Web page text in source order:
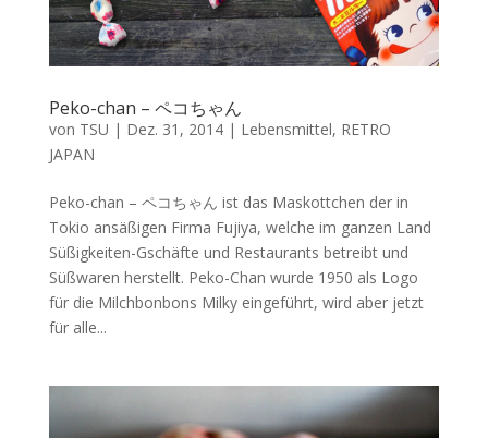
Peko-chan – ペコちゃん
von TSU | Dez. 31, 2014| Lebensmittel, RETRO
JAPAN
Peko-chan – ペコちゃん ist das Maskottchen der in
Tokio ansäßigen Firma Fujiya, welche im ganzen Land
Süßigkeiten-Gschäfte und Restaurants betreibt und
Süßwaren herstellt. Peko-Chan wurde 1950 als Logo
für die Milchbonbons Milky eingeführt, wird aber jetzt
für alle...